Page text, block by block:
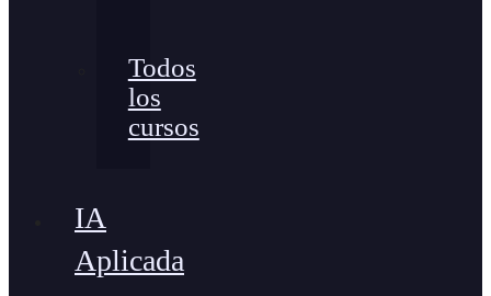
Todos
los
cursos
IA
Aplicada